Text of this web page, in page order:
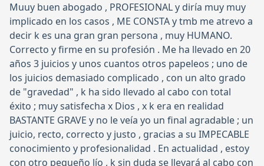
Muuy buen abogado , PROFESIONAL y diría muy muy
implicado en los casos , ME CONSTA y tmb me atrevo a
decir k es una gran gran persona , muy HUMANO.
Correcto y firme en su profesión . Me ha llevado en 20
años 3 juicios y unos cuantos otros papeleos ; uno de
los juicios demasiado complicado , con un alto grado
de "gravedad" , k ha sido llevado al cabo con total
éxito ; muy satisfecha x Dios , x k era en realidad
BASTANTE GRAVE y no le veía yo un final agradable ; un
juicio, recto, correcto y justo , gracias a su IMPECABLE
conocimiento y profesionalidad . En actualidad , estoy
con otro pequeño lío , k sin duda se llevará al cabo con